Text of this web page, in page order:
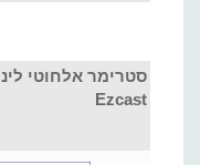
Ezcast